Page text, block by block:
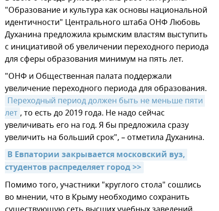
"Образование и культура как основы национальной
идентичности" Центрального штаба ОНФ Любовь
Духанина предложила крымским властям выступить
с инициативой об увеличении переходного периода
для сферы образования минимум на пять лет.
"ОНФ и Общественная палата поддержали
увеличение переходного периода для образования.
Переходный период должен быть не меньше пяти
лет , то есть до 2019 года. Не надо сейчас
увеличивать его на год. Я бы предложила сразу
увеличить на больший срок", – отметила Духанина.
В Евпатории закрывается московский вуз,
студентов распределяет город >>
Помимо того, участники "круглого стола" сошлись
во мнении, что в Крыму необходимо сохранить